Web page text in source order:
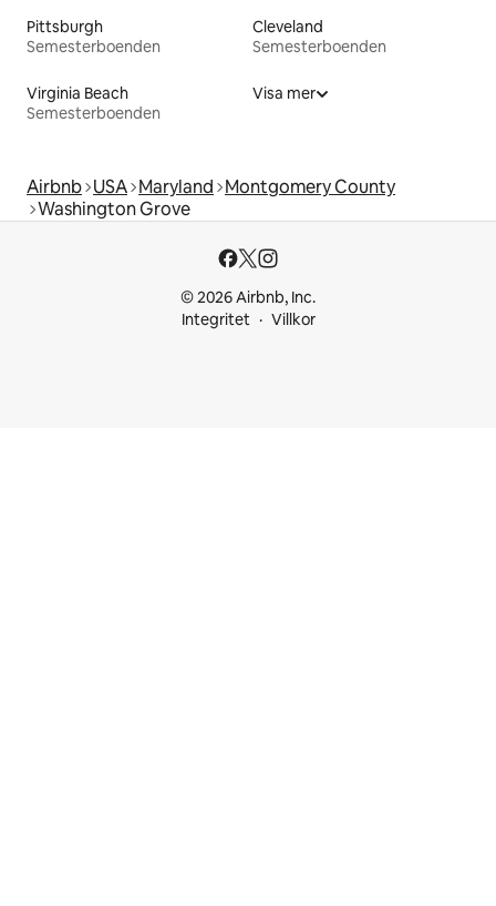
Pittsburgh
Semesterboenden
Cleveland
Semesterboenden
Virginia Beach
Semesterboenden
Visa mer
Airbnb USA Maryland Montgomery County
Washington Grove
© 2026 Airbnb, Inc.
Integritet
Villkor